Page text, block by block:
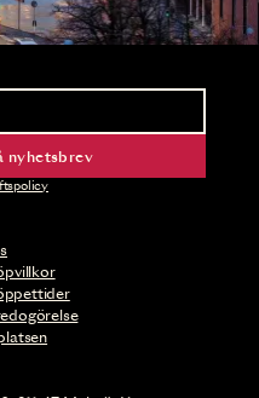
och biljettsläpp.
nyhetsbrev